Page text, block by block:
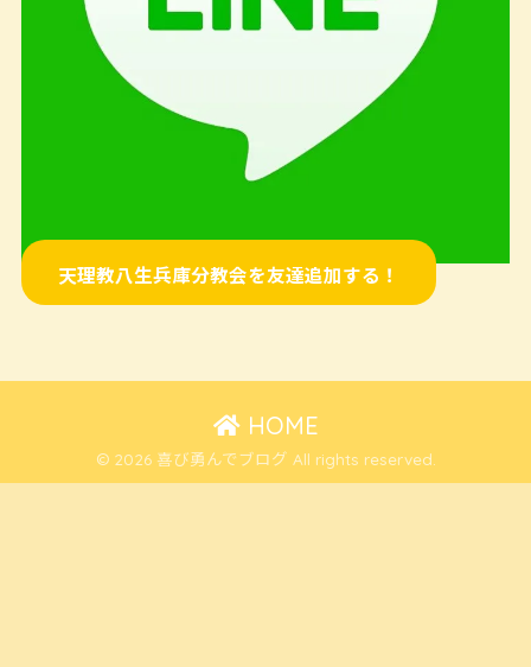
天理教八生兵庫分教会を友達追加する！
HOME
© 2026 喜び勇んでブログ All rights reserved.